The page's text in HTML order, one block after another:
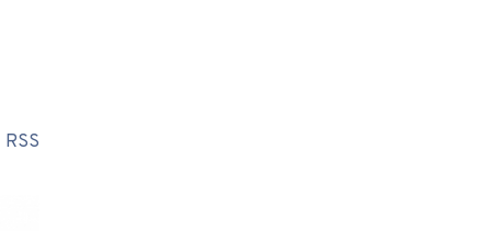
RSS